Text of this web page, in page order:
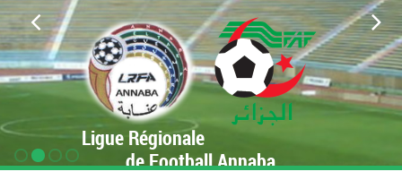
Ligue Régionale
de Football Annaba